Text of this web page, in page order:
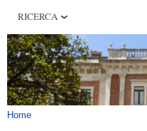
PHD PROGRAM
LABORATORI
BIBLIOTECHE
SERVIZI
RICERCA
Tu sei qui
Home